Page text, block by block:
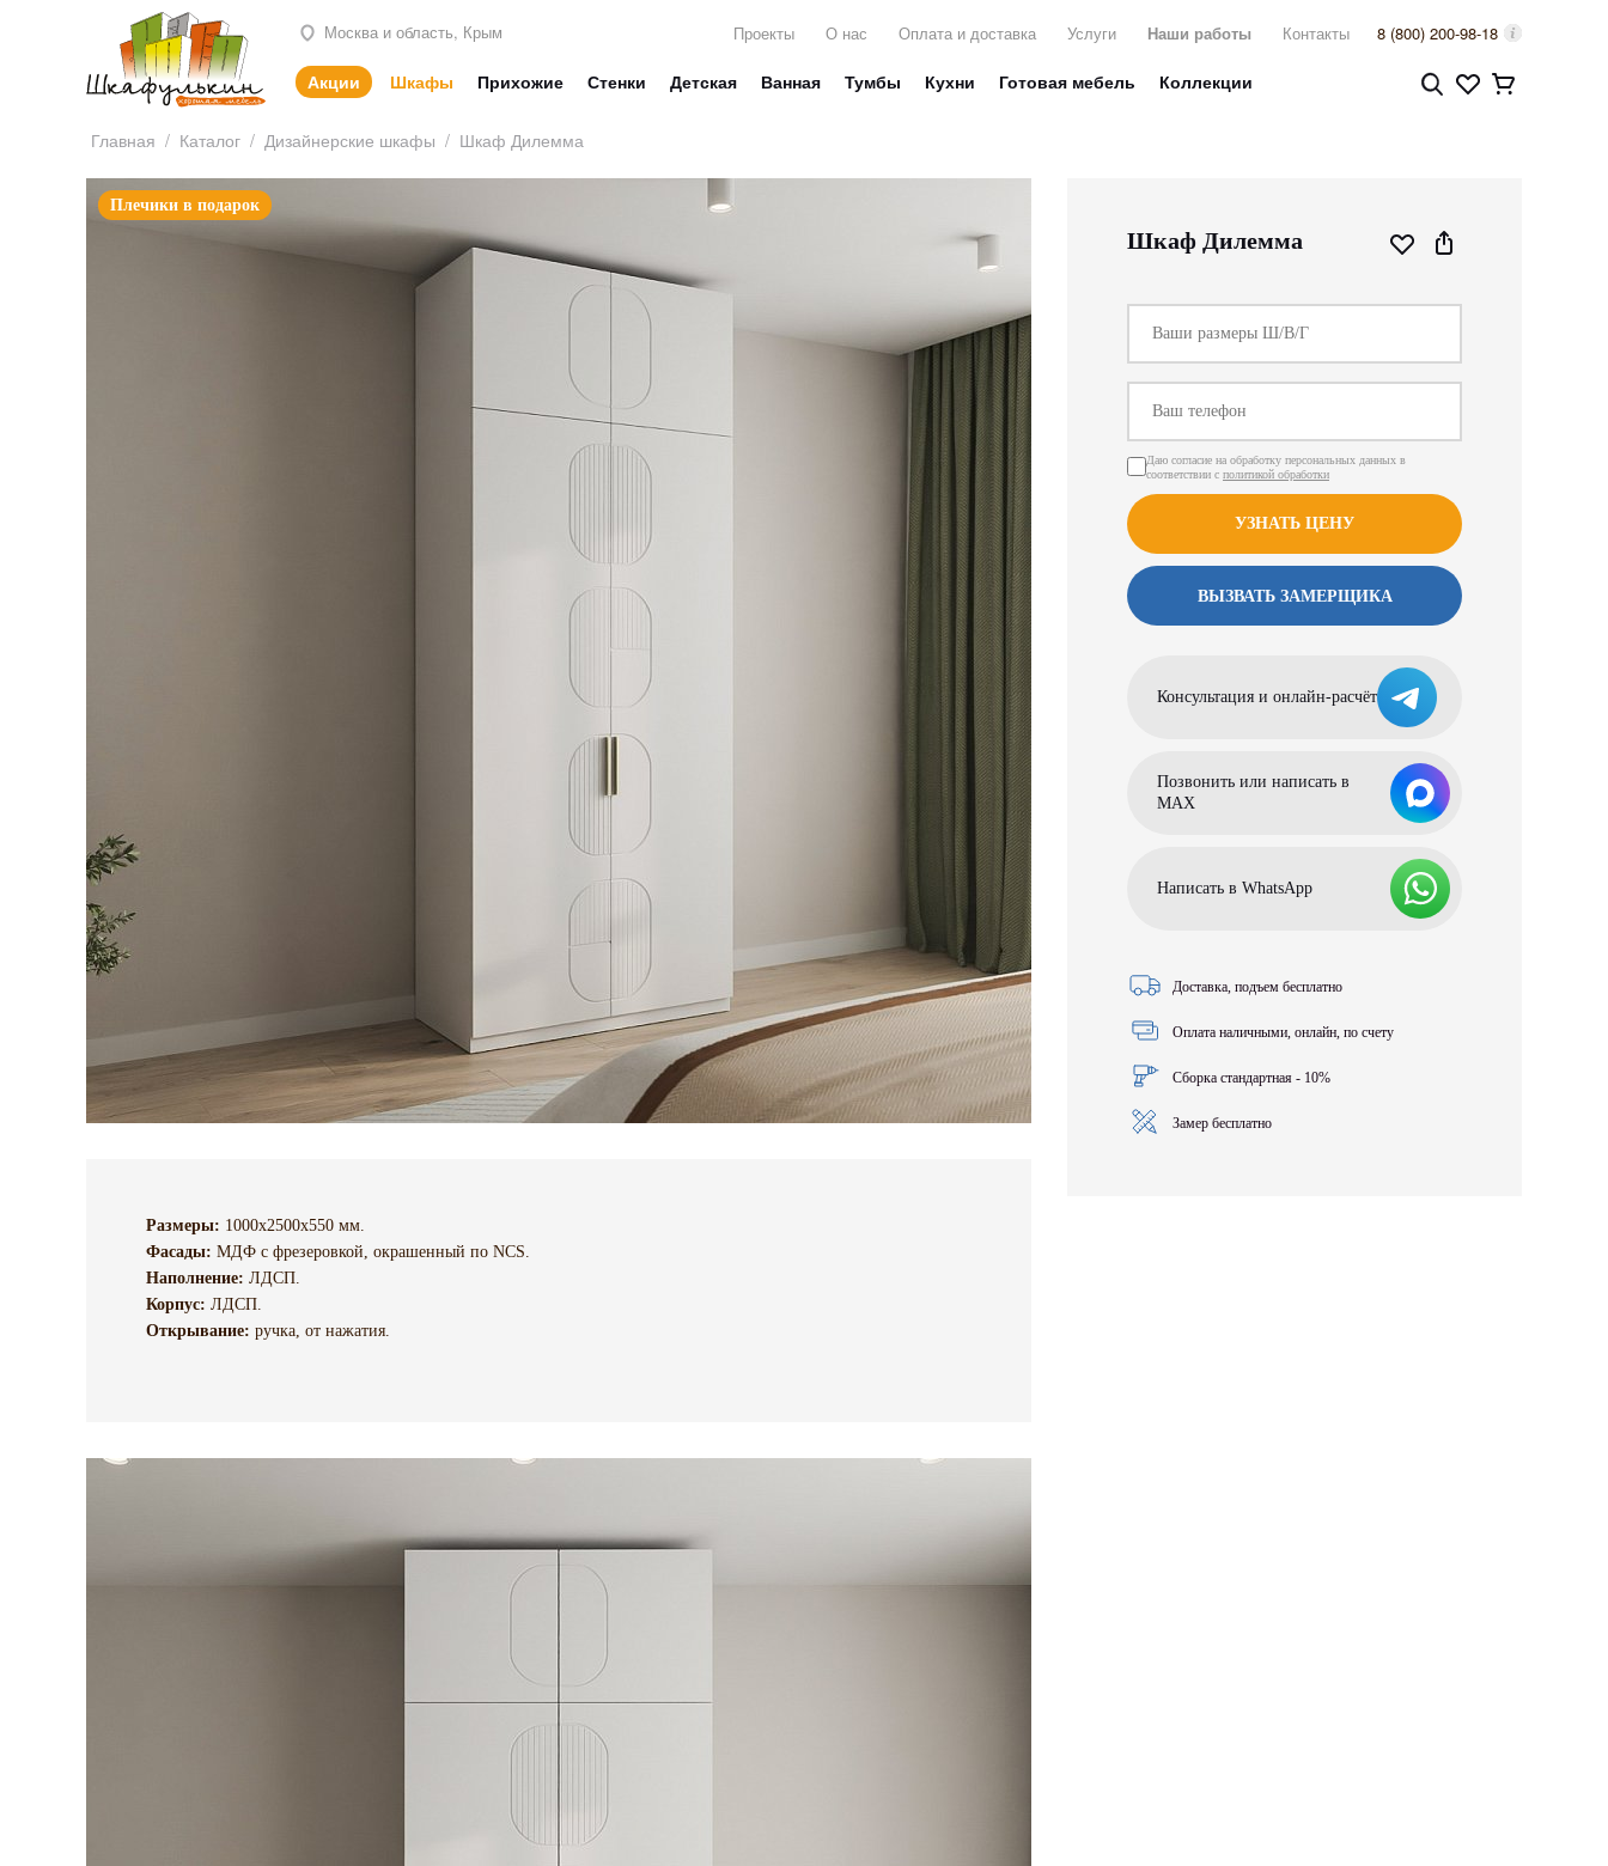
Москва и область, Крым Проекты О нас Оплата и доставка Услуги Наши работы Контакты 8 (800) 200-98-18
Акции Шкафы Прихожие Стенки Детская Ванная Тумбы Кухни Готовая мебель Коллекции
Главная / Каталог / Дизайнерские шкафы / Шкаф Дилемма
Плечики в подарок
Размеры: 1000х2500х550 мм.
Фасады: МДФ с фрезеровкой, окрашенный по NCS.
Наполнение: ЛДСП.
Корпус: ЛДСП.
Открывание: ручка, от нажатия.
Шкаф Дилемма
Даю согласие на обработку персональных данных в
соответствии с политикой обработки
УЗНАТЬ ЦЕНУ
ВЫЗВАТЬ ЗАМЕРЩИКА
Консультация и онлайн-расчёт
Позвонить или написать в
МАХ
Написать в WhatsApp
Доставка, подъем бесплатно
Оплата наличными, онлайн, по счету
Сборка стандартная - 10%
Замер бесплатно